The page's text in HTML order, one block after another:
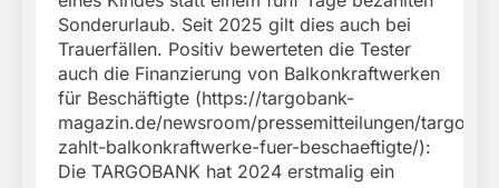
Sonderurlaub. Seit 2025 gilt dies auch bei
Trauerfällen. Positiv bewerteten die Tester
auch die Finanzierung von Balkonkraftwerken
für Beschäftigte (https://targobank-
magazin.de/newsroom/pressemitteilungen/
zahlt-balkonkraftwerke-fuer-beschaeftigte/):
Die TARGOBANK hat 2024 erstmalig ein